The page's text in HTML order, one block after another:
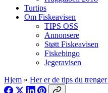
Turtips
Om Fiskeavisen
TIPS OSS
Annonsere
Støtt Fiskeavisen
Fiskebingo
Jegeravisen
Hjem » Her er de tips du